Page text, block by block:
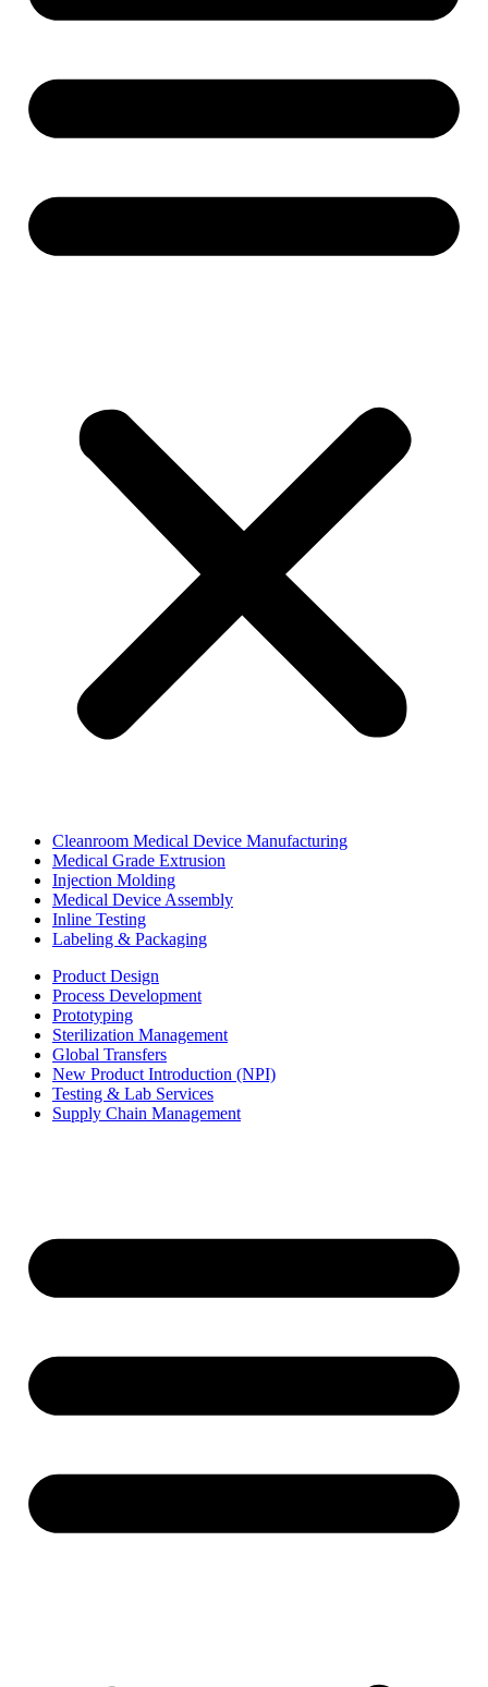
Cleanroom Medical Device Manufacturing
Medical Grade Extrusion
Injection Molding
Medical Device Assembly
Inline Testing
Labeling & Packaging
Product Design
Process Development
Prototyping
Sterilization Management
Global Transfers
New Product Introduction (NPI)
Testing & Lab Services
Supply Chain Management